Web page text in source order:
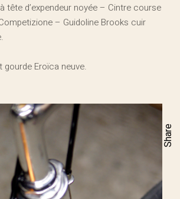
tête d’expendeur noyée – Cintre course
– Guidoline Brooks cuir
Eroïca neuve.
Share